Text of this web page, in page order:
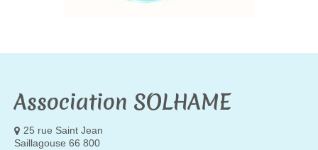
Association SOLHAME
25 rue Saint Jean
Saillagouse 66 800